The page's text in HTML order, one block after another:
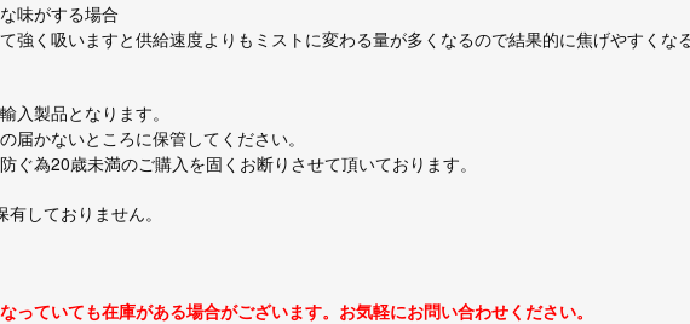
味がする場合
強く吸いますと供給速度よりもミストに変わる量が多くなるので結果的に焦げやすくな
入製品となります。
届かないところに保管してください。
ぐ為20歳未満のご購入を固くお断りさせて頂いております。
しておりません。
っていても在庫がある場合がございます。お気軽にお問い合わせください。